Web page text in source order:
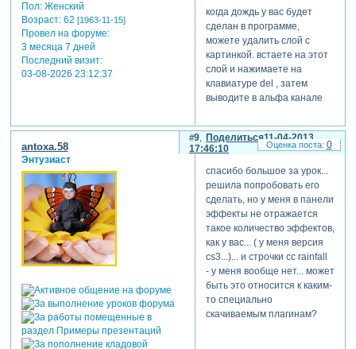
Пол:Женский
Возраст:62 [1963-11-15]
Провел на форуме:
3 месяца 7 дней
Последний визит:
03-08-2026 23:12:37
когда дождь у вас будет
сделан в программе,
можете удалить слой с
картинкой. встаете на этот
слой и нажимаете на
клавиатуре del , затем
выводите в альфа канале
Поделиться
9
11-04-2013
17:46:10
antoxa.58
Энтузиаст
спасибо большое за урок...
решила попробовать его
сделать, но у меня в панели
эффекты не отражается
такое количество эффектов,
как у вас... ( у меня версия
сs3...)... и строчки cc rainfall
- у меня вообще нет... может
быть это относится к каким-
то специально
скачиваемым плагинам?
0